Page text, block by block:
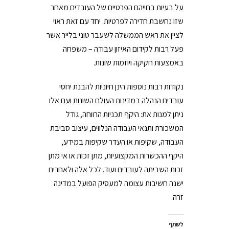
על בעיות בחייהם הפרטיים של העובדים מאחר
שזו נחשבת חדירה לפרטיות. יחד עם זאת ראוי
לציין את ראש הממשלה לשעבר טוני בלייר אשר
פעל רבות לקידום האיזון עבודה – משפחה
באמצעות חקיקה ויוזמות שונות.
נקודות רבות נוספות הינן חיוניות להבנת יחסי
עובדים הנהלה במדינות העולם השונות ועם אלו
ניתן למנות את: היקף תכניות הרווחה, גודל
המשכורת ותנאי העבודה הנלווים, עיצוב סביבת
העבודה, שקיפות או העדר שקיפות במידע,
היקף ההכשרות המקצועיות, מתן זכות או אי מתן
זכות השביתה לעובדים ועוד. לכל אלה ולאחרים
ישנה חשיבות עצומה למעסיק הפועל במדינה
זרה.
לשתף